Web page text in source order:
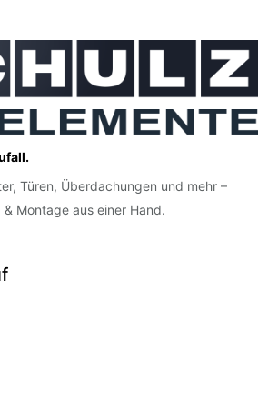
Türen, Überdachungen und mehr –
Montage aus einer Hand.